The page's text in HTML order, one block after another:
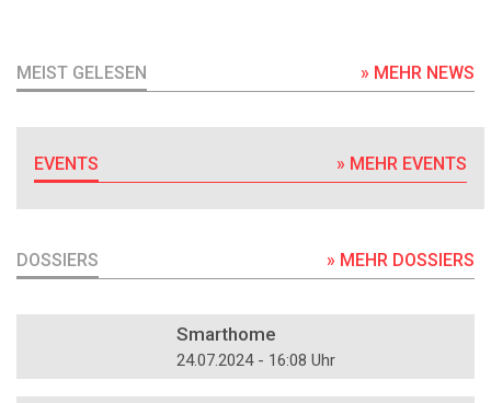
MEIST GELESEN » MEHR NEWS
EVENTS » MEHR EVENTS
DOSSIERS » MEHR DOSSIERS
Smarthome
24.07.2024 - 16:08 Uhr